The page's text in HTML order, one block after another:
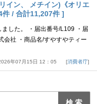
イン、 メチイン)《オリエ
件 / 合計11,207件 ]
した。 ・届出番号/L109 ・届
会社 ・商品名/すやすやティー
年07月15日 12：05 消費者庁